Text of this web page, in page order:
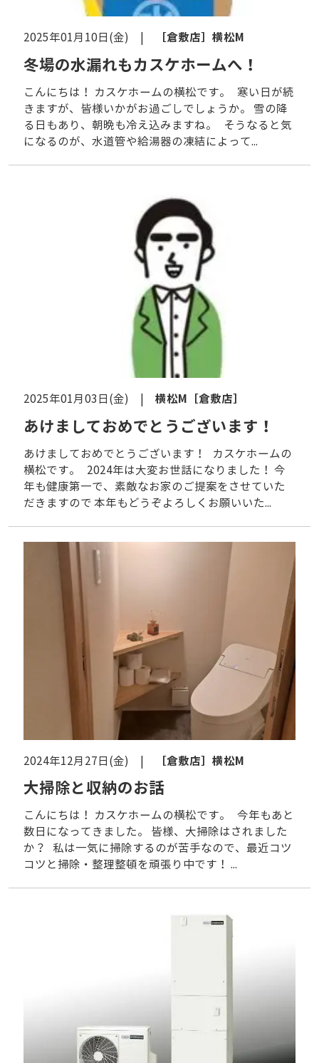
2025年01月10日(金) | ［倉敷店］ 横松M
冬場の水漏れもカスケホームへ！
こんにちは！ カスケホームの横松です。 寒い日が続
きますが、皆様いかがお過ごしでしょうか。 雪の降
る日もあり、朝晩も冷え込みますね。 そうなると気
になるのが、水道管や給湯器の凍結によって...
2025年01月03日(金) | 横松M ［倉敷店］
あけましておめでとうございます！
あけましておめでとうございます！ カスケホームの
横松です。 2024年は大変お世話になりました！ 今
年も健康第一で、素敵なお家のご提案をさせていた
だきますので 本年もどうぞよろしくお願いいた...
2024年12月27日(金) | ［倉敷店］ 横松M
大掃除と収納のお話
こんにちは！ カスケホームの横松です。 今年もあと
数日になってきました。 皆様、大掃除はされました
か？ 私は一気に掃除するのが苦手なので、最近コツ
コツと掃除・整理整頓を頑張り中です！ ...